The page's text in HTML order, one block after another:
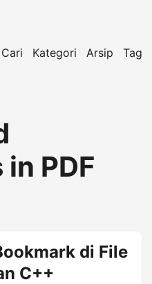
Cari Kategori Arsip Tag
PDF
di File
C++